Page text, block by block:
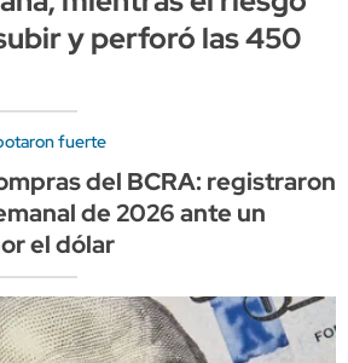
y perforó las 450
fuerte
del BCRA: registraron
de 2026 ante un
el dólar